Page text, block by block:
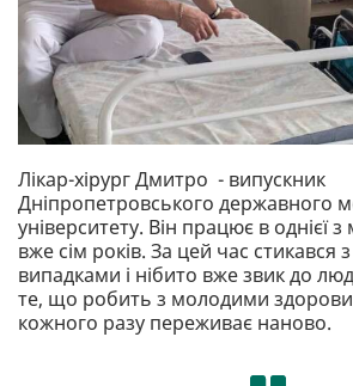
Лікар-хірург Дмитро - випускник
Дніпропетровського державного
університету. Він працює в однієї з
вже сім років. За цей час стикався
випадками і нібито вже звик до
те, що робить з молодими
кожного разу переживає наново.